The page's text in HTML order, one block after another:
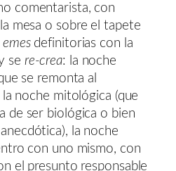
comentarista, con
mesa o sobre el tapete
emesdefinitorias con la
se re-crea: la noche
se remonta al
noche mitológica (que
de ser biológica o bien
la noche
con uno mismo, con
el presunto responsable